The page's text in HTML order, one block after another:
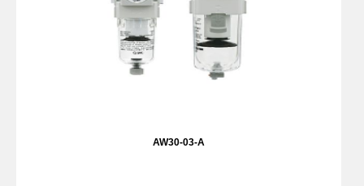
AW30-03-A